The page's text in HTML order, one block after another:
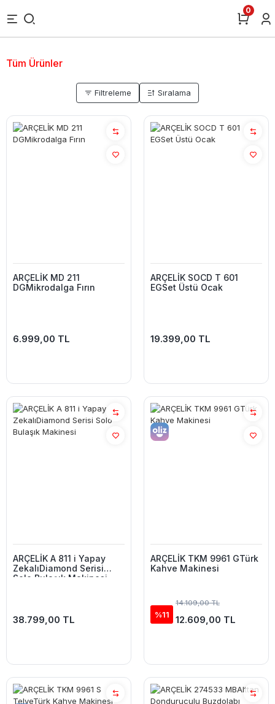
0
Tüm Ürünler
Filtreleme Sıralama
ARÇELİK MD 211
DGMikrodalga Fırın
6.999,00 TL
ARÇELİK SOCD T 601
EGSet Üstü Ocak
19.399,00 TL
ARÇELİK A 811 i Yapay
ZekalıDiamond Serisi
Solo Bulaşık Makinesi
38.799,00 TL
ARÇELİK TKM 9961 GTürk
Kahve Makinesi
%11
14.109,00 TL
12.609,00 TL